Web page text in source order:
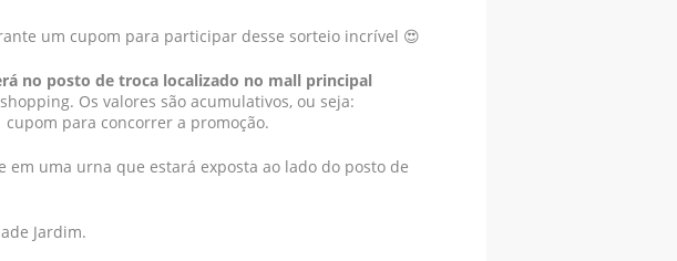
um cupom para participar desse sorteio incrível 😍
no posto de troca localizado no mall principal
Os valores são acumulativos, ou seja:
cupom para concorrer a promoção.
uma urna que estará exposta ao lado do posto de
Jardim.